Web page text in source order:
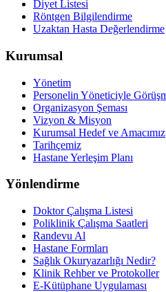
Diyet Listesi
Röntgen Bilgilendirme
Uzaktan Hasta Değerlendirme
Kurumsal
Yönetim
Personelin Yöneticiyle
Organizasyon Şeması
Vizyon & Misyon
Kurumsal Hedef ve Amacımız
Tarihçemiz
Hastane Yerleşim Planı
Yönlendirme
Doktor Çalışma Listesi
Poliklinik Çalışma Saatleri
Randevu Al
Hastane Formları
Sağlık Okuryazarlığı Nedir?
Klinik Rehber ve Protokoller
E-Kütüphane Uygulaması